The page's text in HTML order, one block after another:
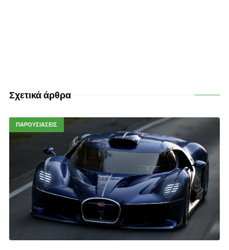
Σχετικά άρθρα
ΠΑΡΟΥΣΙΑΣΕΙΣ